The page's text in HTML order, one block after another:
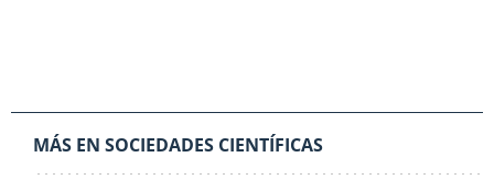
MÁS EN SOCIEDADES CIENTÍFICAS